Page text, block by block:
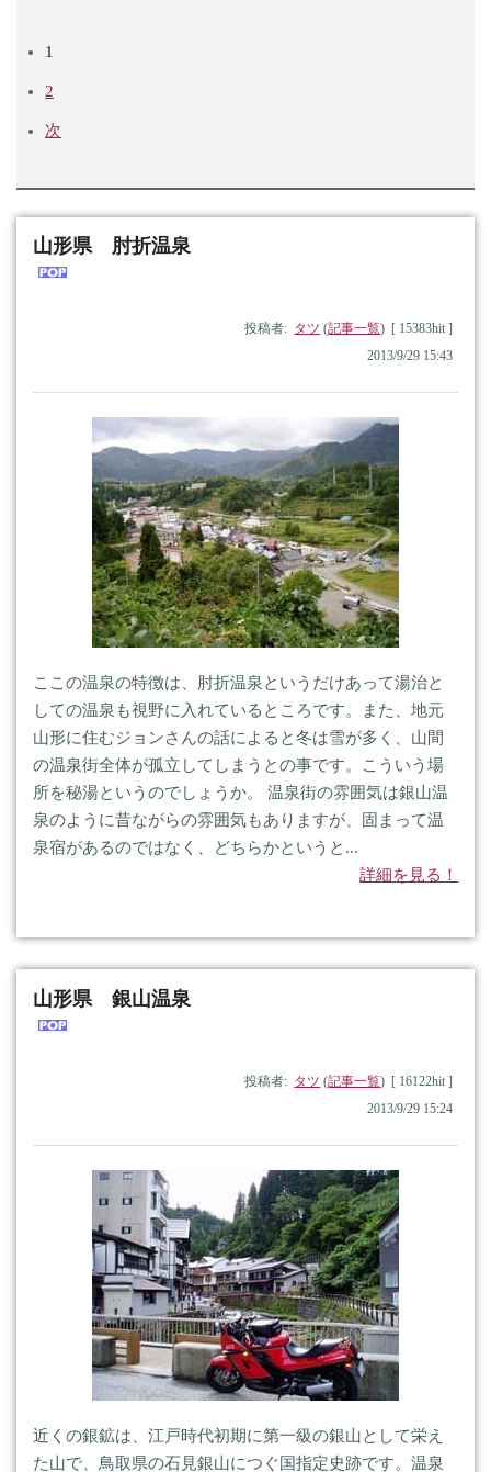
1
2
次
山形県 肘折温泉
投稿者: タツ (記事一覧) [ 15383hit ]
2013/9/29 15:43
ここの温泉の特徴は、肘折温泉というだけあって湯治と
しての温泉も視野に入れているところです。また、地元
山形に住むジョンさんの話によると冬は雪が多く、山間
の温泉街全体が孤立してしまうとの事です。こういう場
所を秘湯というのでしょうか。 温泉街の雰囲気は銀山温
泉のように昔ながらの雰囲気もありますが、固まって温
泉宿があるのではなく、どちらかというと...
詳細を見る！
山形県 銀山温泉
投稿者: タツ (記事一覧) [ 16122hit ]
2013/9/29 15:24
近くの銀鉱は、江戸時代初期に第一級の銀山として栄え
た山で、鳥取県の石見銀山につぐ国指定史跡です。温泉